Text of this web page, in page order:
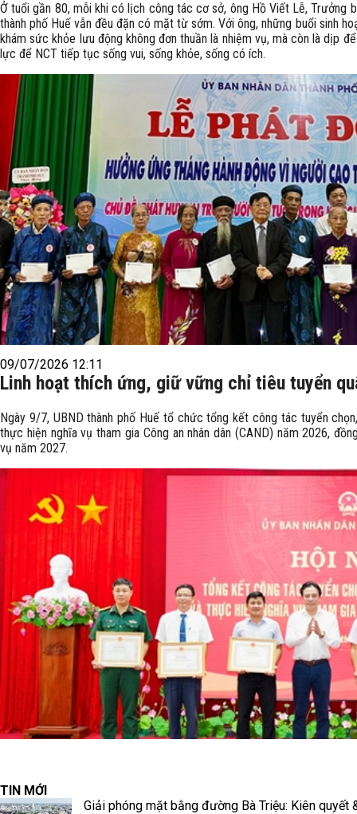
Ở tuổi gần 80, mỗi khi có lịch công tác cơ sở, ông Hồ Viết Lễ, Trưởng
thành phố Huế vẫn đều đặn có mặt từ sớm. Với ông, những buổi sinh
khám sức khỏe lưu động không đơn thuần là nhiệm vụ, mà còn là dịp
lực để NCT tiếp tục sống vui, sống khỏe, sống có ích.
09/07/2026 12:11
Linh hoạt thích ứng, giữ vững chỉ tiêu tuyển
Ngày 9/7, UBND thành phố Huế tổ chức tổng kết công tác tuyển
thực hiện nghĩa vụ tham gia Công an nhân dân (CAND) năm 2026,
vụ năm 2027.
TIN MỚI
Giải phóng mặt bằng đường Bà Triệu: Kiên quyết